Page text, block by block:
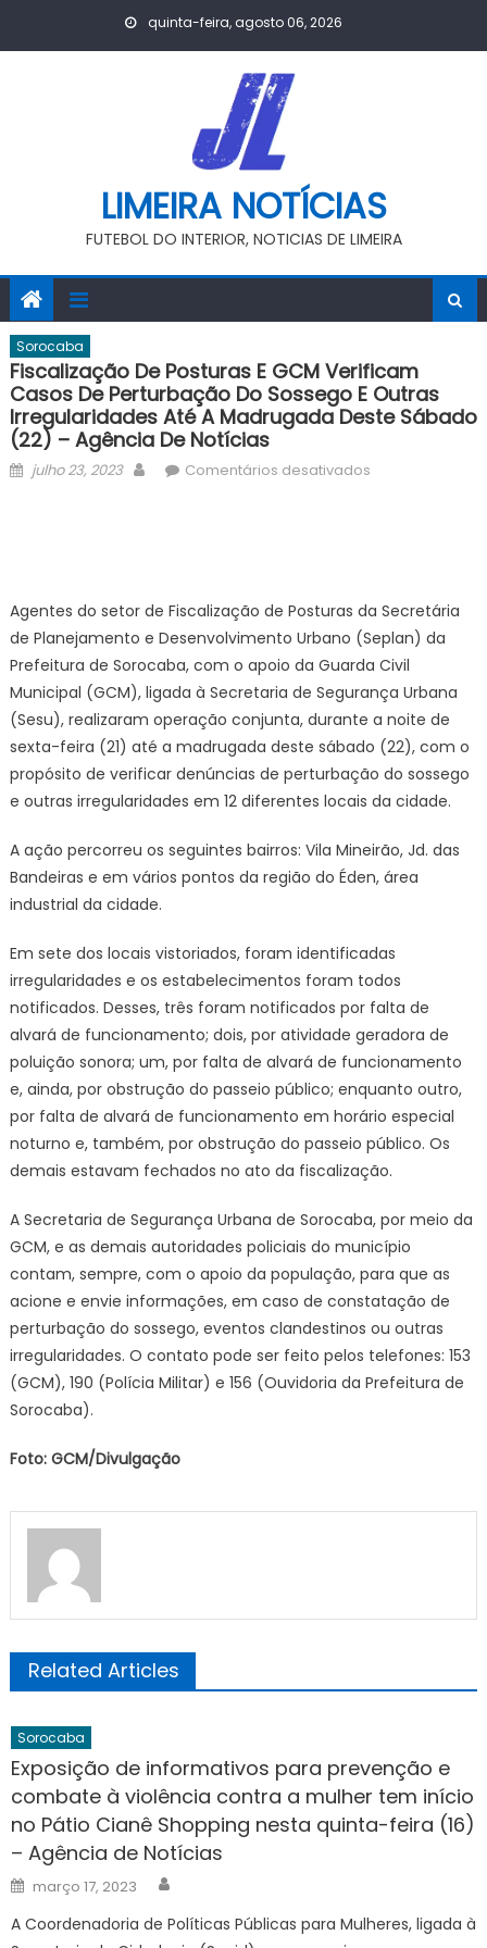
quinta-feira, agosto 06, 2026
LIMEIRA NOTÍCIAS
FUTEBOL DO INTERIOR, NOTICIAS DE LIMEIRA
Sorocaba
Fiscalização De Posturas E GCM Verificam
Casos De Perturbação Do Sossego E Outras
Irregularidades Até A Madrugada Deste Sábado
(22) – Agência De Notícias
Posted
julho 23, 2023 AuthorComentários desativadosem
verificam
casos
de
perturbação
do
sossego
e
outras
até
sábado
–
Agência
de
Notícias
Agentes do setor de Fiscalização de Posturas da Secretária
de Planejamento e Desenvolvimento Urbano (Seplan) da
Prefeitura de Sorocaba, com o apoio da Guarda Civil
Municipal (GCM), ligada à Secretaria de Segurança Urbana
(Sesu), realizaram operação conjunta, durante a noite de
sexta-feira (21) até a madrugada deste sábado (22), com o
propósito de verificar denúncias de perturbação do sossego
e outras irregularidades em 12 diferentes locais da cidade.
A ação percorreu os seguintes bairros: Vila Mineirão, Jd. das
Bandeiras e em vários pontos da região do Éden, área
industrial da cidade.
Em sete dos locais vistoriados, foram identificadas
irregularidades e os estabelecimentos foram todos
notificados. Desses, três foram notificados por falta de
alvará de funcionamento; dois, por atividade geradora de
poluição sonora; um, por falta de alvará de funcionamento
e, ainda, por obstrução do passeio público; enquanto outro,
por falta de alvará de funcionamento em horário especial
noturno e, também, por obstrução do passeio público. Os
demais estavam fechados no ato da fiscalização.
A Secretaria de Segurança Urbana de Sorocaba, por meio da
GCM, e as demais autoridades policiais do município
contam, sempre, com o apoio da população, para que as
acione e envie informações, em caso de constatação de
perturbação do sossego, eventos clandestinos ou outras
irregularidades. O contato pode ser feito pelos telefones: 153
(GCM), 190 (Polícia Militar) e 156 (Ouvidoria da Prefeitura de
Sorocaba).
Foto: GCM/Divulgação
Related Articles
Sorocaba
Exposição de informativos para prevenção e
combate à violência contra a mulher tem início
no Pátio Cianê Shopping nesta quinta-feira (16)
– Agência de Notícias
Posted
on
março 17, 2023
A Coordenadoria de Políticas Públicas para Mulheres, ligada à